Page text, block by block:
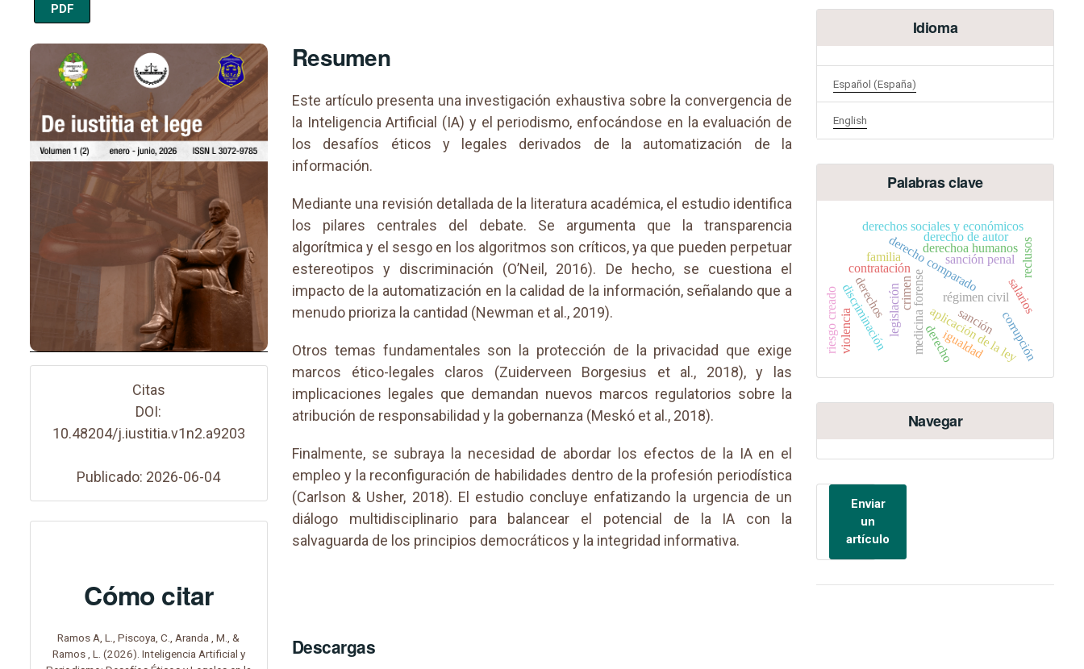
PDF
Imagen de portada
Citas
DOI:
10.48204/j.iustitia.v1n2.a9203
Publicado: 2026-06-04
Cómo citar
Ramos A, L., Piscoya, C., Aranda , M., &
Ramos , L. (2026). Inteligencia Artificial y
Resumen
Este artículo presenta una investigación exhaustiva sobre la convergencia de
la Inteligencia Artificial (IA) y el periodismo, enfocándose en la evaluación de
los desafíos éticos y legales derivados de la automatización de la
información.
Mediante una revisión detallada de la literatura académica, el estudio identifica
los pilares centrales del debate. Se argumenta que la transparencia
algorítmica y el sesgo en los algoritmos son críticos, ya que pueden perpetuar
estereotipos y discriminación (O’Neil, 2016). De hecho, se cuestiona el
impacto de la automatización en la calidad de la información, señalando que a
menudo prioriza la cantidad (Newman et al., 2019).
Otros temas fundamentales son la protección de la privacidad que exige
marcos ético-legales claros (Zuiderveen Borgesius et al., 2018), y las
implicaciones legales que demandan nuevos marcos regulatorios sobre la
atribución de responsabilidad y la gobernanza (Meskó et al., 2018).
Finalmente, se subraya la necesidad de abordar los efectos de la IA en el
empleo y la reconfiguración de habilidades dentro de la profesión periodística
(Carlson & Usher, 2018). El estudio concluye enfatizando la urgencia de un
diálogo multidisciplinario para balancear el potencial de la IA con la
salvaguarda de los principios democráticos y la integridad informativa.
Descargas
Idioma
Español (España)
English
Palabras clave
legislación medicina forense
derecho comparado
régimen civil
aplicación de la ley
derecho
derechos sociales y económicos
salarios
contratación
discriminación igualdad
crimen
derechoa humanos
derechos
reclusos
corrupción
riesgo creadoviolencia
familia sanción penal
derecho de autor
sanción
Navegar
Enviar
un
artículo